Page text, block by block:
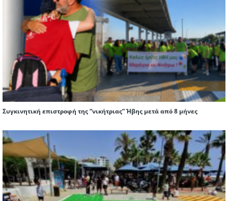
Συγκινητική επιστροφή της “νικήτριας” Ήβης μετά από 8 μήνες